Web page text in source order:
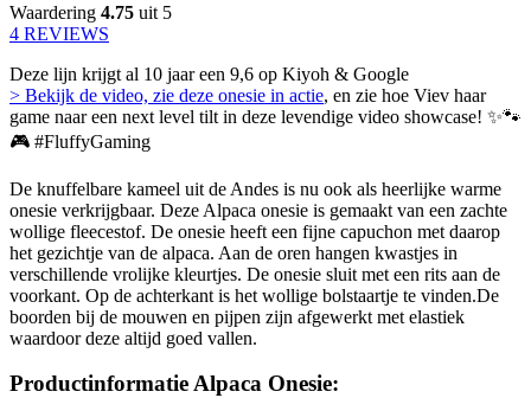
Waardering 4.75 uit 5
4 REVIEWS
Deze lijn krijgt al 10 jaar een 9,6 op Kiyoh & Google
> Bekijk de video, zie deze onesie in actie, en zie hoe Viev haar
game naar een next level tilt in deze levendige video showcase! ✨🐾
🎮 #FluffyGaming
De knuffelbare kameel uit de Andes is nu ook als heerlijke warme
onesie verkrijgbaar. Deze Alpaca onesie is gemaakt van een zachte
wollige fleecestof. De onesie heeft een fijne capuchon met daarop
het gezichtje van de alpaca. Aan de oren hangen kwastjes in
verschillende vrolijke kleurtjes. De onesie sluit met een rits aan de
voorkant. Op de achterkant is het wollige bolstaartje te vinden.De
boorden bij de mouwen en pijpen zijn afgewerkt met elastiek
waardoor deze altijd goed vallen.
Productinformatie Alpaca Onesie: